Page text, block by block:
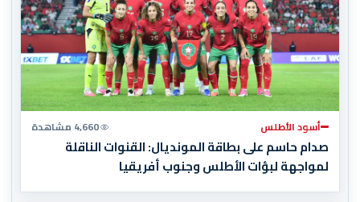
أسود الأطلس 4,660 مشاهدة
صدام حاسم على بطاقة المونديال: القنوات الناقلة
لمواجهة لبؤات الأطلس وجنوب أفريقيا